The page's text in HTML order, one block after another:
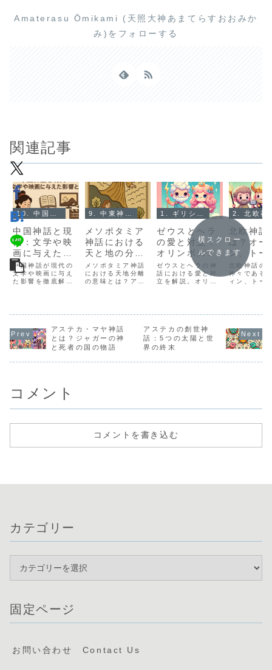
Amaterasu Ōmikami (天照大神あまてらすおおみか
み)をフォローする
関連記事
10. 中国神話とは？
中国神話と現
代：文学や映
画に与えた影
響とは？
中国神話が現代の
文学や映画に与え
た影響を徹底解
介します。
9. 中東神話（メソポタミア神話）とは？
メソポタミア
神話における
天と地の分
離：神々の力
を解説！
メソポタミア神話
における天地分離
の意味とは？ア
ます。
1. ギリシャ神話とは？
ゼウスとヘラ
の愛と対立：
オリンポスの
ドラマを解説
ゼウスとヘラの神
話における愛と対
立を解説。オリン
世界に与える影響
について詳しく紹
介します。
北欧神話
は？オー
ン、トー
ロキが織
す壮大な
北欧神話の
神々である
ィン、トー
横スクロー
ルできます
アステカ・マヤ神話
とは？ジャガーの神
と死者の国の物語
アステカの創世神
話：5つの太陽と世
界の終末
コメント
コメントを書き込む
カテゴリー
固定ページ
お問い合わせ Contact Us